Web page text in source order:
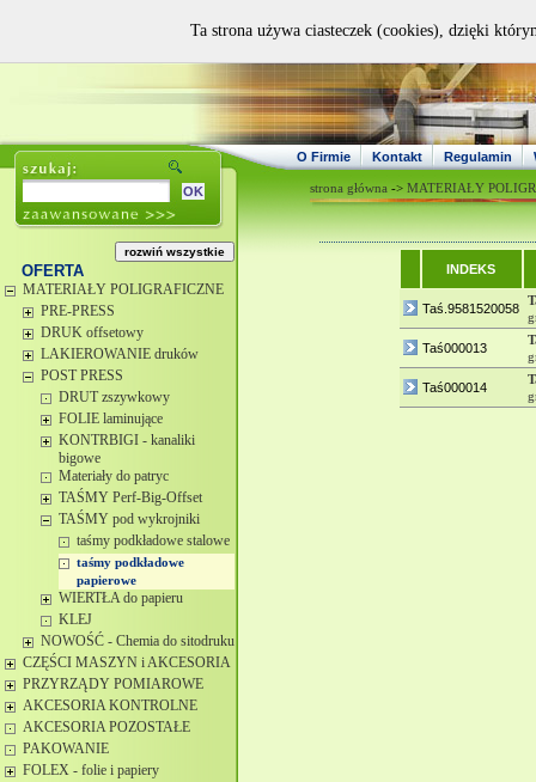
O Firmie Kontakt Regulamin
OFERTA
MATERIAŁY POLIGRAFICZNE
PRE-PRESS
DRUK offsetowy
LAKIEROWANIE druków
POST PRESS
DRUT zszywkowy
FOLIE laminujące
KONTRBIGI - kanaliki
bigowe
Materiały do patryc
TAŚMY Perf-Big-Offset
TAŚMY pod wykrojniki
taśmy podkładowe stalowe
taśmy podkładowe
papierowe
WIERTŁA do papieru
KLEJ
NOWOŚĆ - Chemia do sitodruku
CZĘŚCI MASZYN i AKCESORIA
PRZYRZĄDY POMIAROWE
AKCESORIA KONTROLNE
AKCESORIA POZOSTAŁE
PAKOWANIE
FOLEX - folie i papiery
strona główna -> MATERIAŁY
INDEKS
Taś.9581520058
Taś000013
Taś000014
Ta strona używa ciasteczek (cookies), dzięki